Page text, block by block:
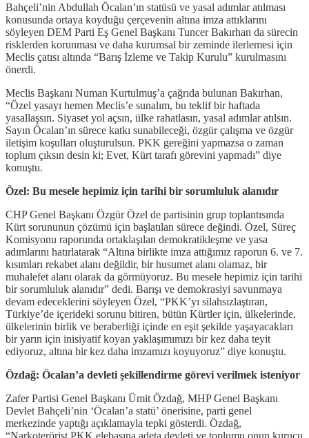
Bahçeli’nin Abdullah Öcalan’ın statüsü ve yasal adımlar atılması
konusunda ortaya koyduğu çerçevenin altına imza attıklarını
söyleyen DEM Parti Eş Genel Başkanı Tuncer Bakırhan da sürecin
risklerden korunması ve daha kurumsal bir zeminde ilerlemesi için
Meclis çatısı altında “Barış İzleme ve Takip Kurulu” kurulmasını
önerdi.
Meclis Başkanı Numan Kurtulmuş’a çağrıda bulunan Bakırhan,
“Özel yasayı hemen Meclis’e sunalım, bu teklif bir haftada
yasallaşsın. Siyaset yol açsın, ülke rahatlasın, yasal adımlar atılsın.
Sayın Öcalan’ın sürece katkı sunabileceği, özgür çalışma ve özgür
iletişim koşulları oluşturulsun. PKK gereğini yapmazsa o zaman
toplum çıksın desin ki; Evet, Kürt tarafı görevini yapmadı” diye
konuştu.
Özel: Bu mesele hepimiz için tarihi bir sorumluluk alanıdır
CHP Genel Başkanı Özgür Özel de partisinin grup toplantısında
Kürt sorununun çözümü için başlatılan sürece değindi. Özel, Süreç
Komisyonu raporunda ortaklaşılan demokratikleşme ve yasa
adımlarını hatırlatarak “Altına birlikte imza attığımız raporun 6. ve 7.
kısımları rekabet alanı değildir, bir husumet alanı olamaz, bir
muhalefet alanı olarak da görmüyoruz. Bu mesele hepimiz için tarihi
bir sorumluluk alanıdır” dedi. Barışı ve demokrasiyi savunmaya
devam edeceklerini söyleyen Özel, “PKK’yı silahsızlaştıran,
Türkiye’de içerideki sorunu bitiren, bütün Kürtler için, ülkelerinde,
ülkelerinin birlik ve beraberliği içinde en eşit şekilde yaşayacakları
bir yarın için inisiyatif koyan yaklaşımımızı bir kez daha teyit
ediyoruz, altına bir kez daha imzamızı koyuyoruz” diye konuştu.
Özdağ: Öcalan’a devleti şekillendirme görevi verilmek isteniyor
Zafer Partisi Genel Başkanı Ümit Özdağ, MHP Genel Başkanı
Devlet Bahçeli’nin ‘Öcalan’a statü’ önerisine, parti genel
merkezinde yaptığı açıklamayla tepki gösterdi. Özdağ,
“Narkoterörist PKK elebaşına adeta devleti ve toplumu onun kurucu